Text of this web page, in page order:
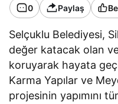
0 Paylaş
Selçuklu Belediyesi,
değer katacak olan
koruyarak hayata
Karma Yapılar ve
projesinin yapımını